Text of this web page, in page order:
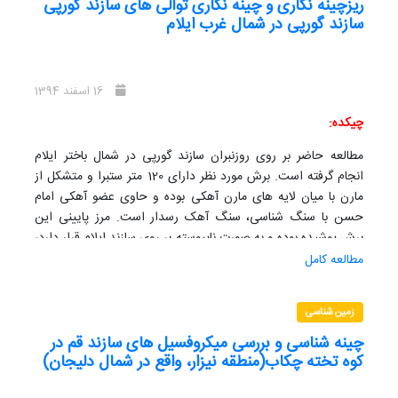
برداشت شد که منجر به شناسایی 4 جنس و 4 گونه گردید که به
4)Scutella subrotunda
ریزچینه نگاری و چینه نگاری توالی های سازند گورپی
سازند گورپی در شمال غرب ایلام
چیکده:
مطالعه حاضر بر روی روزنبران سازند گورپی در شمال باختر ایلام
انجام گرفته است. برش مورد نظر دارای 120 متر ستبرا و متشکل از
مارن با میان لایه های مارن آهکی بوده و حاوی عضو آهکی امام
حسن با سنگ شناسی، سنگ آهک رسدار است. مرز پایینی این
برش پوشیده بوده و به صورت ناپیوسته بر روی سازند ایلام قرار دارد،
در حالی که مرز بالایی آن کاملا مشخص و به صورت پیوسته در زیر
در گذر از مرز کرتاسه- پالئوسن با پدیده فقر رسوبی مواجه هستیم که
کاهش عمق و موید پدیده مذکور می باشد.
تعداد 43 نمونه از برش مورد نظر برداشت شد که مطالعات انجام
مطالعه کامل
زمین شناسی
چینه شناسی و بررسی میکروفسیل های سازند قم در
کوه تخته چکاب(منطقه نیزار، واقع در شمال دلیجان)